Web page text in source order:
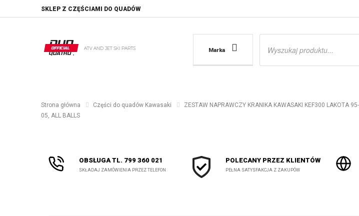
SKLEP Z CZĘŚCIAMI DO QUADÓW
Marka
Wyszukiwarka
Strona główna Części do quadów Kawasaki
ZESTAW NAPRAWCZY KRANIKA KAWASAKI KEF300 LAKOTA
05, ALL BALLS
OBSŁUGA TL. 799 360 021
SKŁADAJ ZAMÓWIENIA PRZEZ TELEFON
POLECANY PRZEZ KLIENTÓW
PEŁNA SATYSFAKCJA Z ZAKUPÓW